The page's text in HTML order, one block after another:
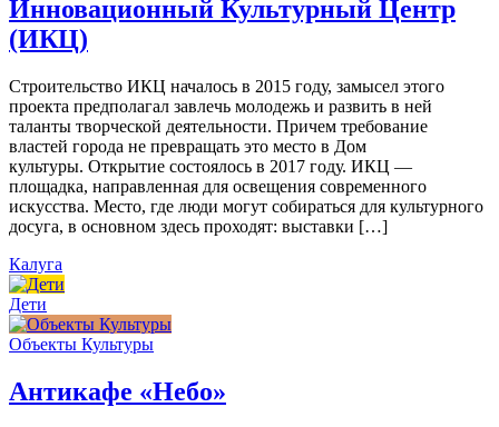
Инновационный Культурный Центр
(ИКЦ)
Строительство ИКЦ началось в 2015 году, замысел этого
проекта предполагал завлечь молодежь и развить в ней
таланты творческой деятельности. Причем требование
властей города не превращать это место в Дом
культуры. Открытие состоялось в 2017 году. ИКЦ —
площадка, направленная для освещения современного
искусства. Место, где люди могут собираться для культурного
досуга, в основном здесь проходят: выставки […]
Калуга
Дети
Объекты Культуры
Антикафе «Небо»